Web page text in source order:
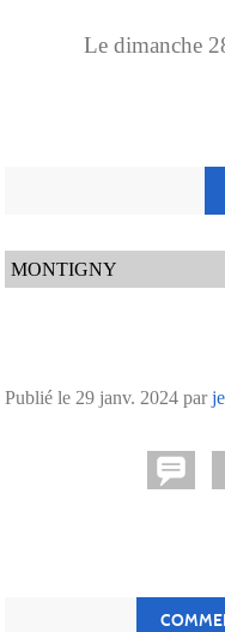
Le dimanche
MONTIGNY
Publié le 29 janv. 2024 par